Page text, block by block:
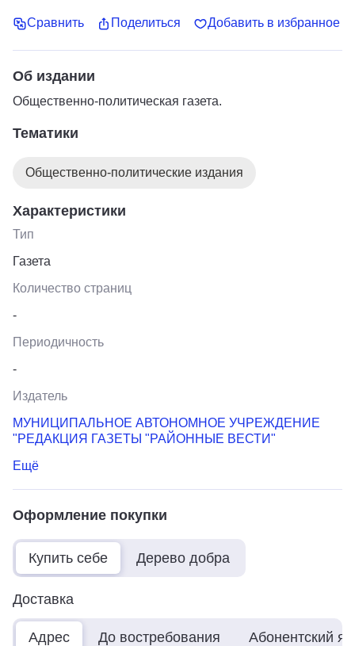
Сравнить Поделиться Добавить в избранное
Об издании
Общественно-политическая газета.
Тематики
Общественно-политические издания
Характеристики
Тип
Газета
Количество страниц
-
Периодичность
-
Издатель
МУНИЦИПАЛЬНОЕ АВТОНОМНОЕ УЧРЕЖДЕНИЕ
"РЕДАКЦИЯ ГАЗЕТЫ "РАЙОННЫЕ ВЕСТИ"
Ещё
Оформление покупки
Купить себе Дерево добра
Доставка
Адрес До востребования Абонентский